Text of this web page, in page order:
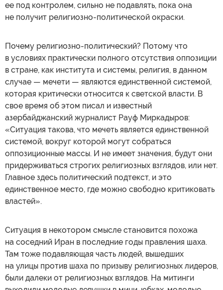
ее под контролем, сильно не подавлять, пока она
не получит религиозно-политической окраски.
Почему религиозно-политический? Потому что
в условиях практически полного отсутствия оппозиции
в стране, как института и системы, религия, в данном
случае — мечети — являются единственной системой,
которая критически относится к светской власти. В
свое время об этом писал и известный
азербайджанский журналист Рауф Миркадыров:
«Ситуация такова, что мечеть является единственной
системой, вокруг которой могут собраться
оппозиционные массы. И не имеет значения, будут они
придерживаться строгих религиозных взглядов, или нет.
Главное здесь политический подтекст, и это
единственное место, где можно свободно критиковать
властей».
Ситуация в некотором смысле становится похожа
на соседний Иран в последние годы правления шаха.
Там тоже подавляющая часть людей, вышедших
на улицы против шаха по призыву религиозных лидеров,
были далеки от религиозных взглядов. На митинги